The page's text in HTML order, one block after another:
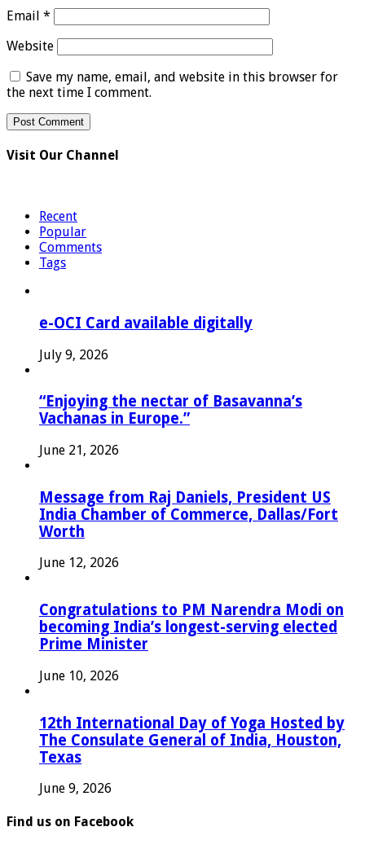
Email *
Website
Save my name, email, and website in this browser for
the next time I comment.
Visit Our Channel
Recent
Popular
Comments
Tags
e-OCI Card available digitally
July 9, 2026
“Enjoying the nectar of Basavanna’s
Vachanas in Europe.”
June 21, 2026
Message from Raj Daniels, President US
India Chamber of Commerce, Dallas/Fort
Worth
June 12, 2026
Congratulations to PM Narendra Modi on
becoming India’s longest-serving elected
Prime Minister
June 10, 2026
12th International Day of Yoga Hosted by
The Consulate General of India, Houston,
Texas
June 9, 2026
Find us on Facebook